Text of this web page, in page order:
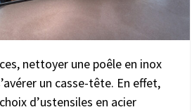
nettoyer une poêle en inox
un casse-tête. En effet,
d’ustensiles en acier